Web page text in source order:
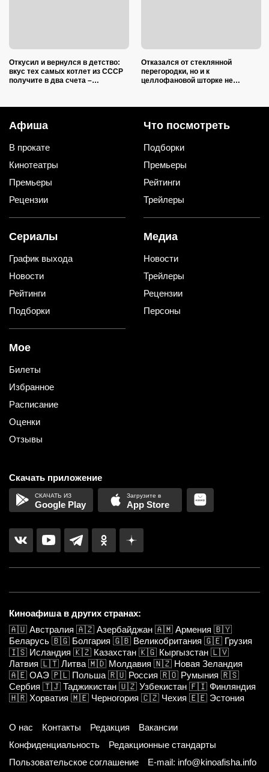
Откусил и вернулся в детство:
вкус тех самых котлет из СССР
получите в два счета –
Отказался от стеклянной
перегородки, но и к
целлофановой шторке не
Афиша
В прокате
Кинотеатры
Премьеры
Рецензии
Что посмотреть
Подборки
Премьеры
Рейтинги
Трейлеры
Сериалы
График выхода
Новости
Рейтинги
Подборки
Медиа
Новости
Трейлеры
Рецензии
Персоны
Мое
Билеты
Избранное
Расписание
Оценки
Отзывы
Скачать приложение
Google Play App Store
Киноафиша в других странах:
🇦🇺 Австралия 🇦🇿 Азербайджан 🇦🇲 Армения 🇧🇾
Беларусь 🇧🇬 Болгария 🇬🇧 Великобритания 🇬🇪 Грузия
🇮🇸 Исландия 🇰🇿 Казахстан 🇰🇬 Кыргызстан 🇱🇻
Латвия 🇱🇹 Литва 🇲🇩 Молдавия 🇳🇿 Новая Зеландия
🇦🇪 ОАЭ 🇵🇱 Польша 🇷🇺 Россия 🇷🇴 Румыния 🇷🇸
Сербия 🇹🇯 Таджикистан 🇺🇿 Узбекистан 🇫🇮 Финляндия
🇭🇷 Хорватия 🇲🇪 Черногория 🇨🇿 Чехия 🇪🇪 Эстония
О нас Контакты Редакция
Вакансии
Конфиденциальность
Редакционные стандарты
Пользовательское соглашение
E-mail: info@kinoafisha.info